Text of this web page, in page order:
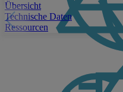
Übersicht
Technische Daten
Ressourcen